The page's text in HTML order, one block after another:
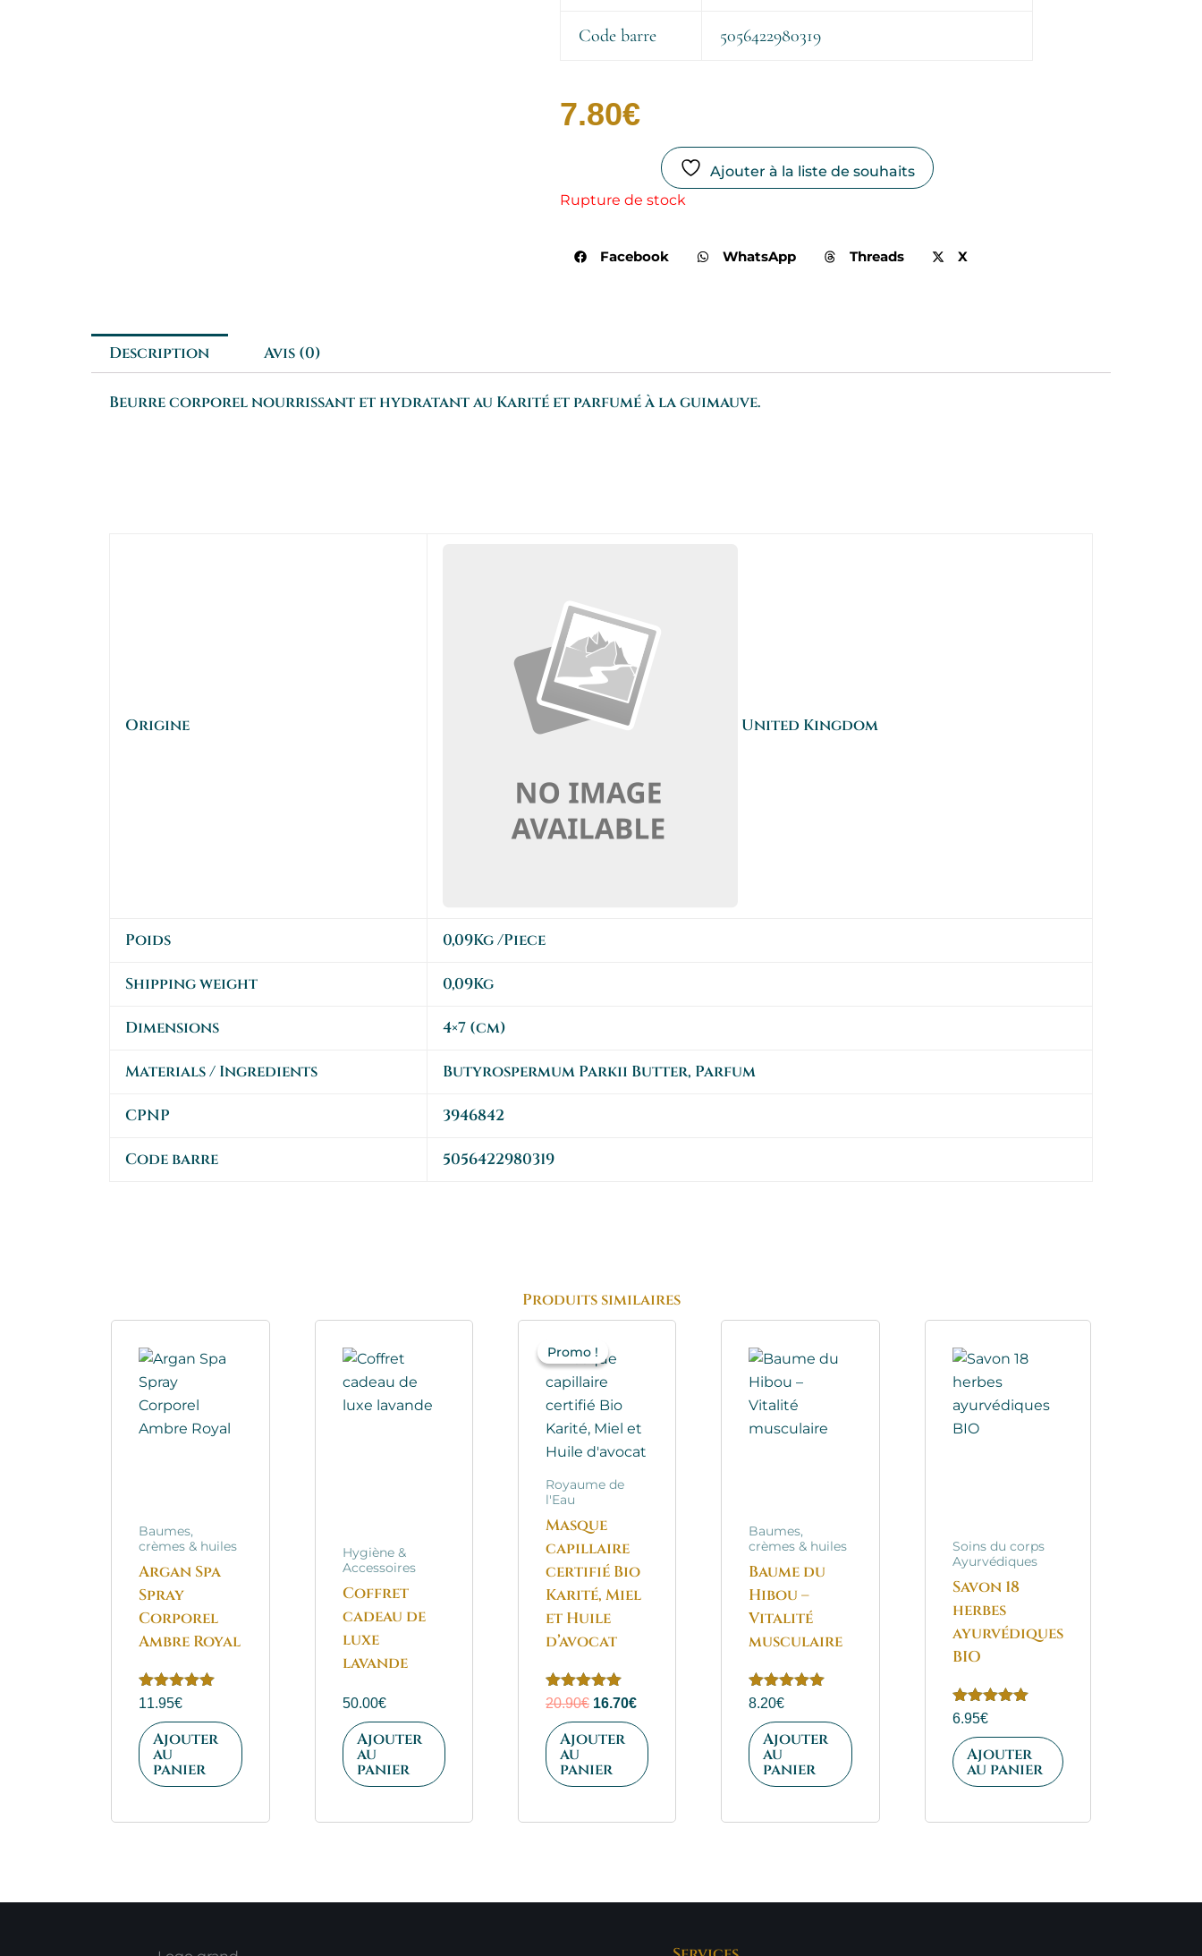
Code barre 5056422980319
7.80€
Ajouter à la liste de souhaits
Rupture de stock
Facebook WhatsApp Threads X
Description Avis (0)
Beurre corporel nourrissant et hydratant au Karité et parfumé à la guimauve.
Origine United Kingdom
Poids 0,09Kg/Piece
Shipping weight 0,09Kg
Dimensions 4×7 (cm)
Materials / Ingredients Butyrospermum Parkii Butter, Parfum
CPNP 3946842
Code barre 5056422980319
Produits similaires
Baumes,
crèmes & huiles
Argan Spa
Spray
Corporel
Ambre Royal
Note
sur 5
11.95€
Ajouter
au
panier
Hygiène &
Accessoires
Coffret
cadeau de
luxe
lavande
50.00€
Ajouter
au
panier
Promo !
Promo !
Royaume de
l'Eau
Masque
capillaire
certifié Bio
Karité, Miel
et Huile
d’avocat
Note
sur 5
20.90€
prix
initial
16.70€
Ajouter
au
panier
Baumes,
crèmes & huiles
Baume du
Hibou –
Vitalité
musculaire
Note
sur 5
8.20€
Ajouter
au
panier
Soins du corps
Ayurvédiques
Savon 18
herbes
ayurvédiques
BIO
Note
sur 5
6.95€
Ajouter
au panier